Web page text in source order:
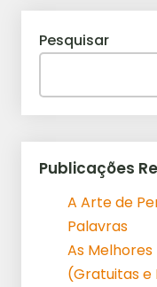
Pesquisar
Publicações
A Arte de
Palavras
As
(Gratuitas e